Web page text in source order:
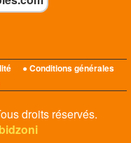
● Conditions générales
droits réservés.
bidzoni